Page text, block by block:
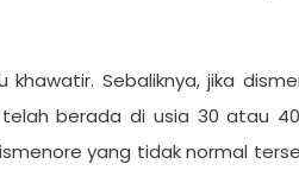
Sebaliknya, jika
berada di usia 30 atau
yang tidak normal